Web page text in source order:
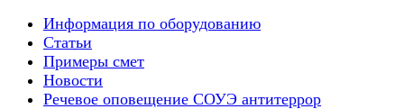
Информация по оборудованию
Статьи
Примеры смет
Новости
Речевое оповещение СОУЭ антитеррор